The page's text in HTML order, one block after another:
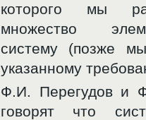
которого мы
множество
систему (позже
указанному
Ф.И. Перегудов и
говорят что